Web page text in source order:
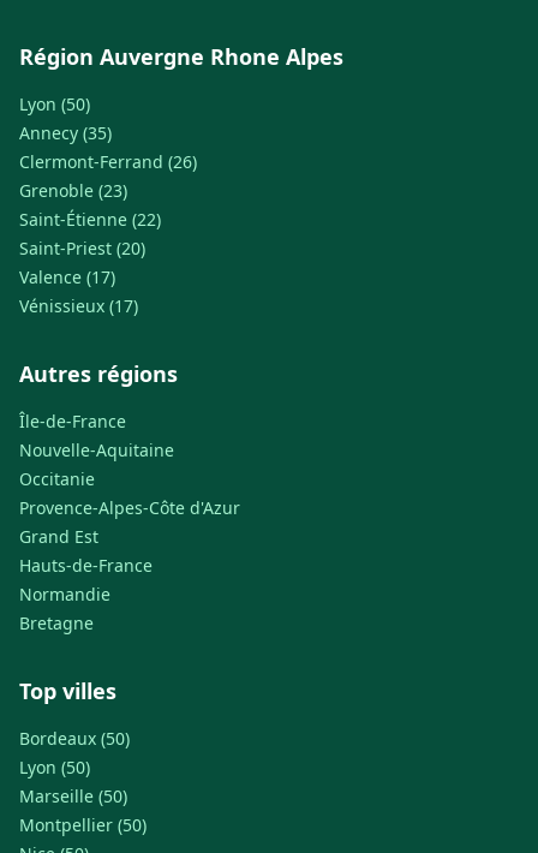
Région Auvergne Rhone Alpes
Lyon (50)
Annecy (35)
Clermont-Ferrand (26)
Grenoble (23)
Saint-Étienne (22)
Saint-Priest (20)
Valence (17)
Vénissieux (17)
Autres régions
Île-de-France
Nouvelle-Aquitaine
Occitanie
Provence-Alpes-Côte d'Azur
Grand Est
Hauts-de-France
Normandie
Bretagne
Top villes
Bordeaux (50)
Lyon (50)
Marseille (50)
Montpellier (50)